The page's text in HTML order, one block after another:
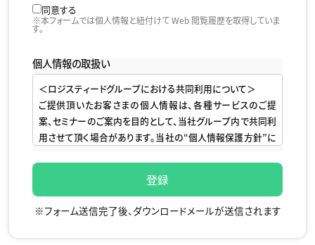
個人情報の取扱い
＜ロジスティードグループにおける共同利用について＞
ご提供頂いたお客さまの個人情報は、各種サービスのご提
案、セミナーのご案内を目的として、当社グループ内で共同利
用させて頂く場合があります。当社の“個人情報保護方針”に
■お問い合わせに対するご回答、製品・サービスのご紹介、関
他関連する事業活動の目的でのみ利用させて頂きます。
同意する
※本フォームでは個人情報と紐付けて Web 閲覧履歴を取得していま
す。
※フォーム送信完了後、ダウンロードメールが送信されます